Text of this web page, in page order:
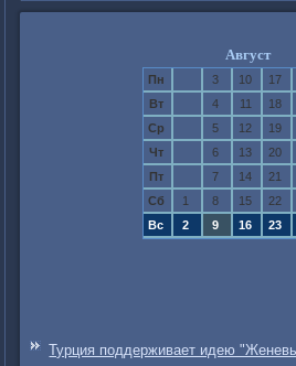
Август
Пн 3 10 17
Вт
4 11 18
Ср
5 12 19
Чт
6 13 20
Пт
7 14 21
Сб
1 8 15 22
Вс
2 9 16 23
Турция поддерживает идею